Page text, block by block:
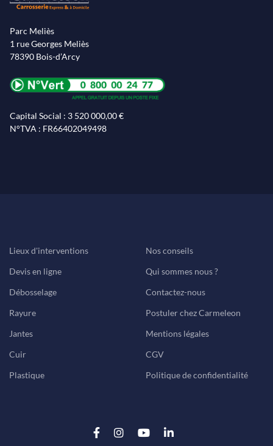
Parc Meliès
1 rue Georges Meliès
78390 Bois-d’Arcy
Capital Social : 3 520 000,00 €
N°TVA : FR66402049498
Lieux d'interventions
Devis en ligne
Débosselage
Rayure
Jantes
Cuir
Plastique
Nos conseils
Qui sommes nous ?
Contactez-nous
Postuler chez Carmeleon
Mentions légales
CGV
Politique de confidentialité